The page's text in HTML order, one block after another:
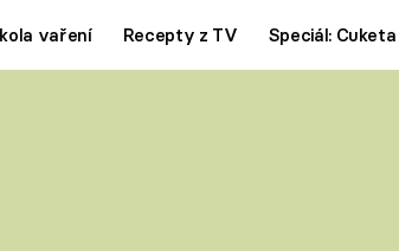
vaření Recepty z TV Speciál: Cuketa